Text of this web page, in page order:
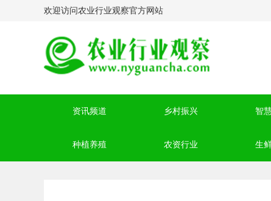
欢迎访问农业行业观察官方网站
资讯频道 乡村振兴 智
种植养殖 农资行业 生